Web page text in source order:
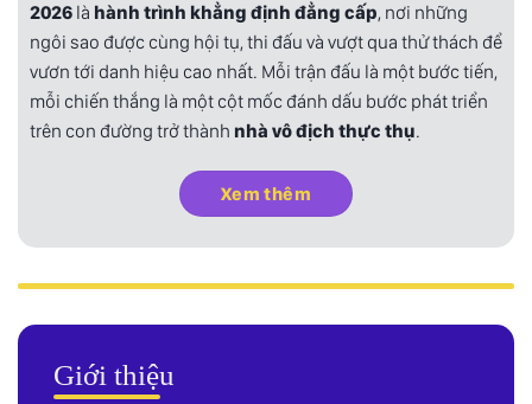
2026 là hành trình khẳng định đẳng cấp, nơi những
ngôi sao được cùng hội tụ, thi đấu và vượt qua thử thách để
vươn tới danh hiệu cao nhất. Mỗi trận đấu là một bước tiến,
mỗi chiến thắng là một cột mốc đánh dấu bước phát triển
trên con đường trở thành nhà vô địch thực thụ.
Xem thêm
Giới thiệu